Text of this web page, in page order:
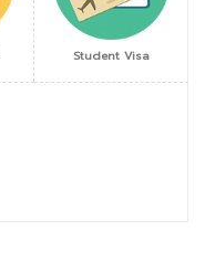
Student Visa